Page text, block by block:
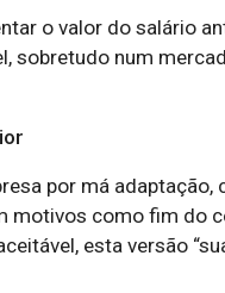
o valor do salário
sobretudo num
por má
motivos como fim do
esta versão